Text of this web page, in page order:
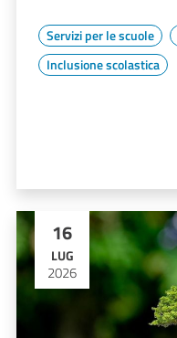
Servizi per le scuole
Inclusione scolastica
16
LUG
2026